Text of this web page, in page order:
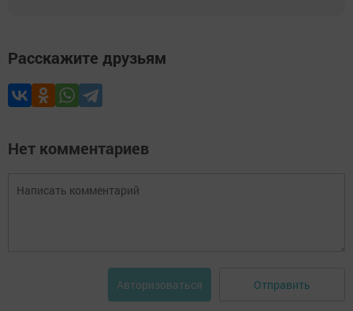
Расскажите друзьям
Нет комментариев
Авторизоваться Отправить